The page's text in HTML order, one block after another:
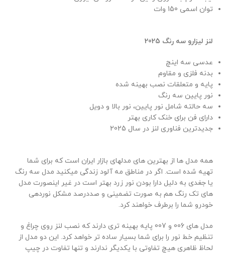
توان اسمی 150 وات
لنز لیزارو سه رنگ 2025
عدسی سه اینچ
بدنه فلزی و مقاوم
پایه و متعلقات نصب بهینه شده
نور پایین سه رنگ
سه حالته شامل نور پایین، نور بالا و دویل
دارای فن برای خنک کاری بهتر
جدیدترین فناوری لنز در سال 2025
همه مدل ها از بهترین های مدلهای بازار ایران است که برای شما
تهیه شده است. اگر در مناطق مه آلود زندگی میکنید مدل سه رنگ
یا جغدی به دلیل دارا بودن نور زرد بهتر است در غیر اینصورت مدل
های تک رنگ هم به صورت تضمینی و صددرصد مشکل نوردهی
خودرو شما را برطرف خواهند کرد.
مدل های 006 و 007 پایه بهینه تری دارند که نصب لنز روی چراغ و
تنظیم خط نور را برای شما بسیار ساده تر خواهد کرد. این دو مدل از
لحاظ ظاهری هیچ تفاوتی با یکدیگر ندارند و تنها تفاوت در چیپ